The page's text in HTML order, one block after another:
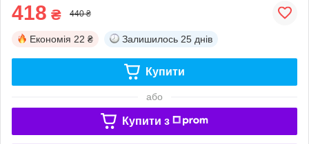
418 ₴ 440 ₴
Економія 22 ₴ Залишилось 25 днів
Купити
або
Купити з